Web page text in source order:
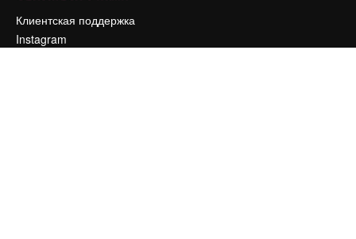
Клиентская поддержка
Instagram